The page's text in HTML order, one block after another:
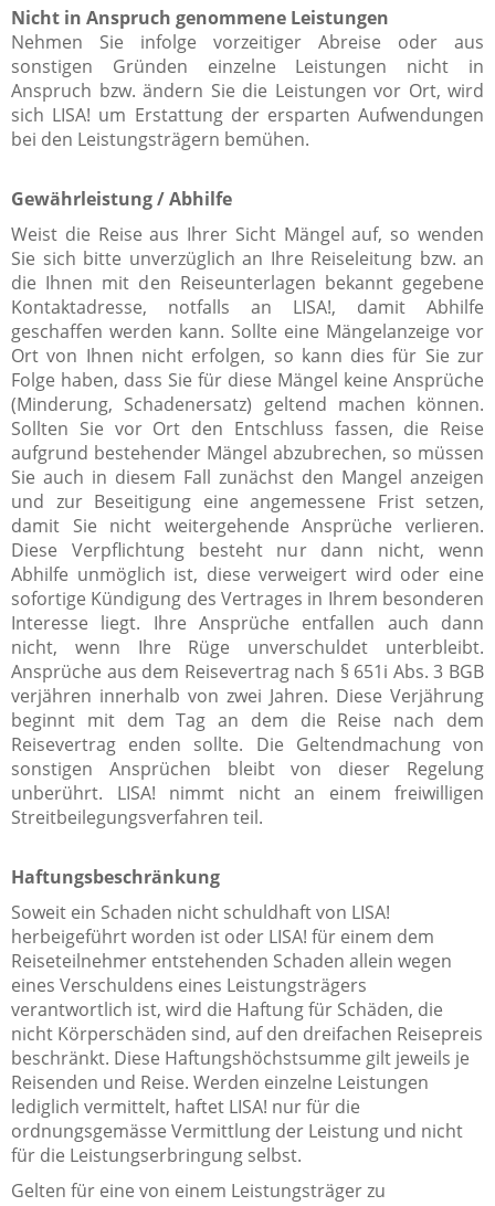
Nicht in Anspruch genommene Leistungen
Nehmen Sie infolge vorzeitiger Abreise oder aus
sonstigen Gründen einzelne Leistungen nicht in
Anspruch bzw. ändern Sie die Leistungen vor Ort, wird
sich LISA! um Erstattung der ersparten Aufwendungen
bei den Leistungsträgern bemühen.
Gewährleistung / Abhilfe
Weist die Reise aus Ihrer Sicht Mängel auf, so wenden
Sie sich bitte unverzüglich an Ihre Reiseleitung bzw. an
die Ihnen mit den Reiseunterlagen bekannt gegebene
Kontaktadresse, notfalls an LISA!, damit Abhilfe
geschaffen werden kann. Sollte eine Mängelanzeige vor
Ort von Ihnen nicht erfolgen, so kann dies für Sie zur
Folge haben, dass Sie für diese Mängel keine Ansprüche
(Minderung, Schadenersatz) geltend machen können.
Sollten Sie vor Ort den Entschluss fassen, die Reise
aufgrund bestehender Mängel abzubrechen, so müssen
Sie auch in diesem Fall zunächst den Mangel anzeigen
und zur Beseitigung eine angemessene Frist setzen,
damit Sie nicht weitergehende Ansprüche verlieren.
Diese Verpflichtung besteht nur dann nicht, wenn
Abhilfe unmöglich ist, diese verweigert wird oder eine
sofortige Kündigung des Vertrages in Ihrem besonderen
Interesse liegt. Ihre Ansprüche entfallen auch dann
nicht, wenn Ihre Rüge unverschuldet unterbleibt.
Ansprüche aus dem Reisevertrag nach § 651i Abs. 3 BGB
verjähren innerhalb von zwei Jahren. Diese Verjährung
beginnt mit dem Tag an dem die Reise nach dem
Reisevertrag enden sollte. Die Geltendmachung von
sonstigen Ansprüchen bleibt von dieser Regelung
unberührt. LISA! nimmt nicht an einem freiwilligen
Streitbeilegungsverfahren teil.
Haftungsbeschränkung
Soweit ein Schaden nicht schuldhaft von LISA!
herbeigeführt worden ist oder LISA! für einem dem
Reiseteilnehmer entstehenden Schaden allein wegen
eines Verschuldens eines Leistungsträgers
verantwortlich ist, wird die Haftung für Schäden, die
nicht Körperschäden sind, auf den dreifachen Reisepreis
beschränkt. Diese Haftungshöchstsumme gilt jeweils je
Reisenden und Reise. Werden einzelne Leistungen
lediglich vermittelt, haftet LISA! nur für die
ordnungsgemässe Vermittlung der Leistung und nicht
für die Leistungserbringung selbst.
Gelten für eine von einem Leistungsträger zu